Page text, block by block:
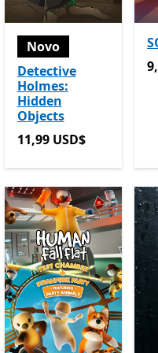
compras de aplicações
Novo
Detective
Holmes:
Hidden
Objects
11,99 USD$
11,99 USD$